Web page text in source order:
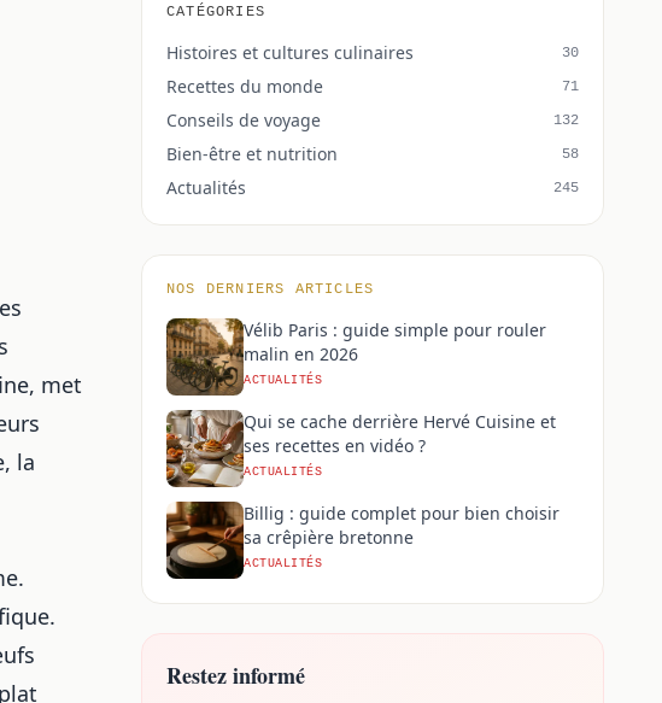
met
la
CATÉGORIES
Histoires et cultures culinaires 30
Recettes du monde 71
Conseils de voyage 132
Bien-être et nutrition 58
Actualités 245
NOS DERNIERS ARTICLES
Vélib Paris : guide simple pour rouler
malin en 2026
ACTUALITÉS
Qui se cache derrière Hervé Cuisine et
ses recettes en vidéo ?
ACTUALITÉS
Billig : guide complet pour bien choisir
sa crêpière bretonne
ACTUALITÉS
Restez informé